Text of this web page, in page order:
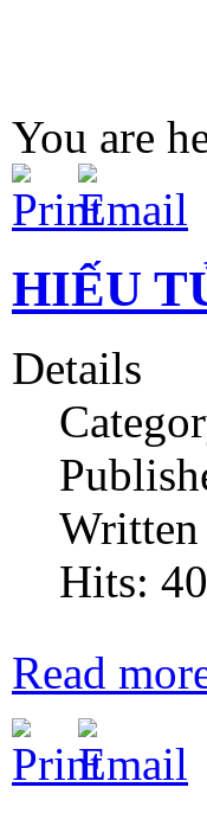
You are
HIẾU
Details
Hits:
Read